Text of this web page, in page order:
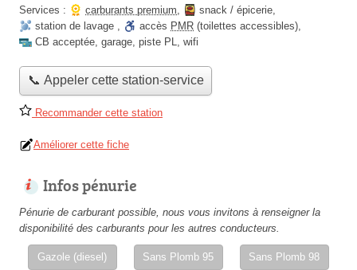
Services :
carburants premium, snack / épicerie,
station de lavage , accès PMR (toilettes accessibles),
CB acceptée, garage, piste PL, wifi
📞 Appeler cette station-service
Recommander cette station
Améliorer cette fiche
Infos pénurie
Pénurie de carburant possible, nous vous invitons à renseigner la
disponibilité des carburants pour les autres conducteurs.
Gazole (diesel) Sans Plomb 95 Sans Plomb 98